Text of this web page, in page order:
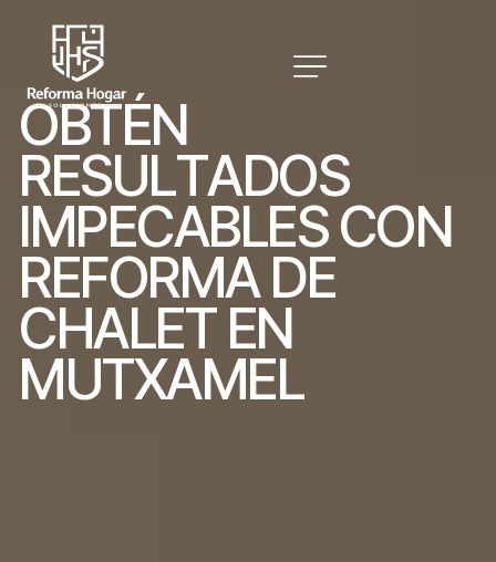
OBTÉN
RESULTADOS
IMPECABLES CON
REFORMA DE
CHALET EN
MUTXAMEL